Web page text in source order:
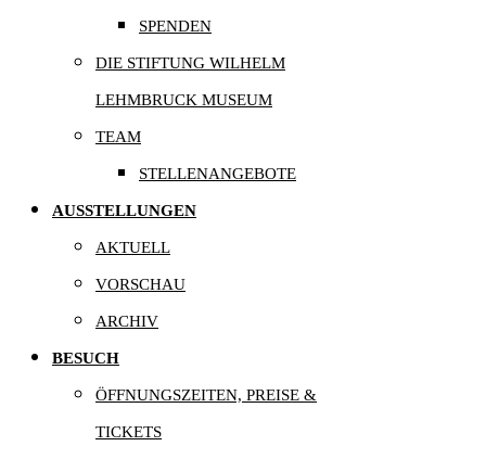
SPENDEN
DIE STIFTUNG WILHELM
LEHMBRUCK MUSEUM
TEAM
STELLENANGEBOTE
AUSSTELLUNGEN
AKTUELL
VORSCHAU
ARCHIV
BESUCH
ÖFFNUNGSZEITEN, PREISE &
TICKETS